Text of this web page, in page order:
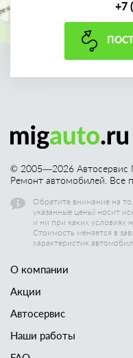
+7
© 2005—2026 Автосервис
Ремонт автомобилей. Все
Обратите внимание на
указанные цены) носит
и ни при каких условиях
Стоимость меняется в
характеристик
О компании
Акции
Автосервис
Наши работы